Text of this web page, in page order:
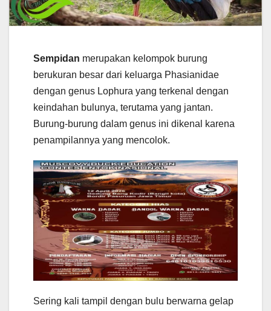
Sempidan merupakan kelompok burung
berukuran besar dari keluarga Phasianidae
dengan genus Lophura yang terkenal dengan
keindahan bulunya, terutama yang jantan.
Burung-burung dalam genus ini dikenal karena
penampilannya yang mencolok.
Sering kali tampil dengan bulu berwarna gelap